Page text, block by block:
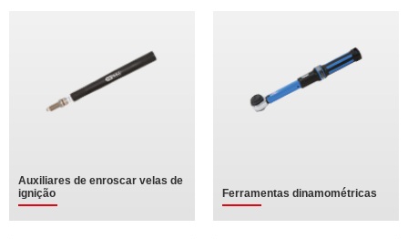
Auxiliares de enroscar velas de
ignição
Ferramentas dinamométricas